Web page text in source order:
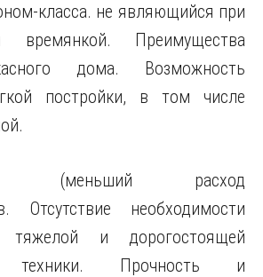
класса. не являющийся при
времянкой. Преимущества
дома. Возможность
постройки, в том числе
(меньший расход
Отсутствие необходимости
тяжелой и дорогостоящей
техники. Прочность и